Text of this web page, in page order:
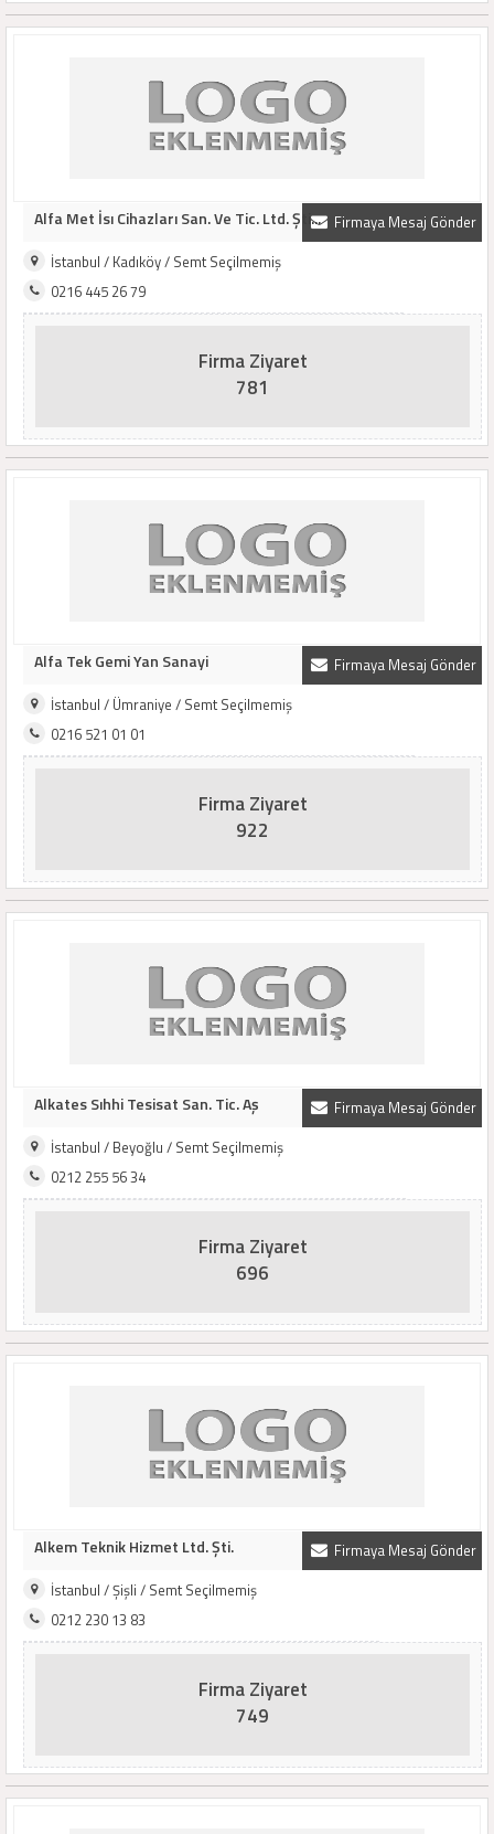
Firmaya Mesaj Gönder
Alfa Met İsı Cihazları San. Ve Tic. Ltd. Şti...
İstanbul / Kadıköy / Semt Seçilmemiş
0216 445 26 79
Firma Ziyaret
781
Firmaya Mesaj Gönder
Alfa Tek Gemi Yan Sanayi
İstanbul / Ümraniye / Semt Seçilmemiş
0216 521 01 01
Firma Ziyaret
922
Firmaya Mesaj Gönder
Alkates Sıhhi Tesisat San. Tic. Aş
İstanbul / Beyoğlu / Semt Seçilmemiş
0212 255 56 34
Firma Ziyaret
696
Firmaya Mesaj Gönder
Alkem Teknik Hizmet Ltd. Şti.
İstanbul / Şişli / Semt Seçilmemiş
0212 230 13 83
Firma Ziyaret
749